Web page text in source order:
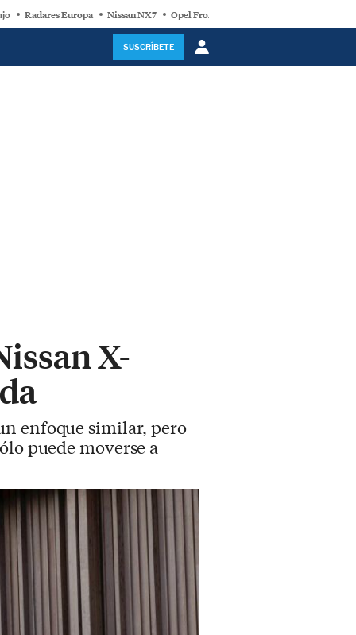
Radares Europa Nissan NX7 Opel Frontera Electric
SUSCRÍBETE
X-
enfoque similar, pero
puede moverse a